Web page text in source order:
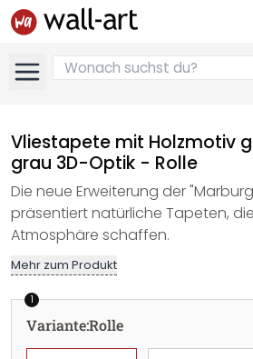
Vliestapete mit Holzmotiv
grau 3D-Optik - Rolle
Die neue Erweiterung der
präsentiert natürliche Tapeten,
Atmosphäre schaffen.
Mehr zum Produkt
1
Variante:Rolle